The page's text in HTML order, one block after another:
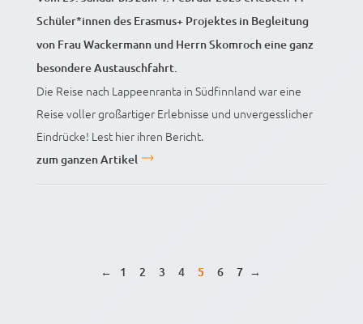
Schüler*innen des Erasmus+ Projektes in Begleitung
von Frau Wackermann und Herrn Skomroch eine ganz
besondere Austauschfahrt.
Die Reise nach Lappeenranta in Südfinnland war eine
Reise voller großartiger Erlebnisse und unvergesslicher
Eindrücke! Lest hier ihren Bericht.
zum ganzen Artikel
← 1 2 3 4 5 6 7 →